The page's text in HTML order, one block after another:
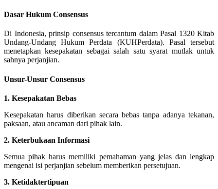
Dasar Hukum Consensus
Di Indonesia, prinsip consensus tercantum dalam Pasal 1320 Kitab
Undang-Undang Hukum Perdata (KUHPerdata). Pasal tersebut
menetapkan kesepakatan sebagai salah satu syarat mutlak untuk
sahnya perjanjian.
Unsur-Unsur Consensus
1. Kesepakatan Bebas
Kesepakatan harus diberikan secara bebas tanpa adanya tekanan,
paksaan, atau ancaman dari pihak lain.
2. Keterbukaan Informasi
Semua pihak harus memiliki pemahaman yang jelas dan lengkap
mengenai isi perjanjian sebelum memberikan persetujuan.
3. Ketidaktertipuan